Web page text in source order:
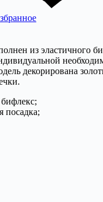
из эластичного
декорирована
посадка;